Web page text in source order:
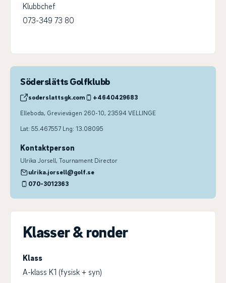
Klubbchef
073-349 73 80
Söderslätts Golfklubb
soderslattsgk.com
+4640429683
Elleboda, Grevievägen 260-10, 23594 VELLINGE
Lat: 55.467557 Lng: 13.08095
Kontaktperson
Ulrika Jorsell, Tournament Director
ulrika.jorsell@golf.se
070-3012363
Klasser & ronder
Klass
A-klass K1 (fysisk + syn)